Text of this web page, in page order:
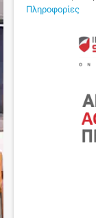
Πληροφορίες